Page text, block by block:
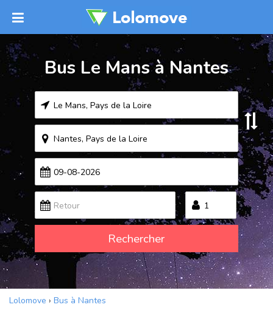
Bus Le Mans à Nantes
Rechercher
Lolomove › Bus à Nantes